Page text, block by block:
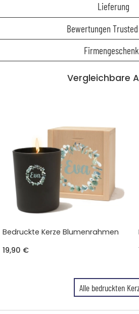
Lieferung
Bewertungen
Vergleichbare
Bedruckte Kerze Blumenrahmen
19,90 €
Alle bedruckten